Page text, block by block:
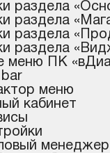
раздела
раздела
раздела
раздела
меню ПК
меню
кабинет
менеджер